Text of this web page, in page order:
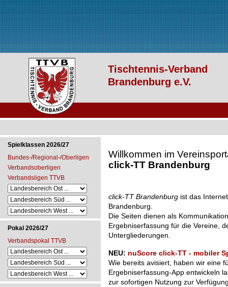
Spielklassen 2026/27
Bundes-/Regional-/Oberligen
Verbandsoberligen
Verbandsligen TTVB
Pokal 2026/27
Verbandspokal TTVB
Willkommen im
click-TT Brandenburg
click-TT Brandenburg ist das
Brandenburg.
Die Seiten dienen als
Ergebniserfassung für die Vereine,
Untergliederungen.
NEU: nuScore click-TT - mobiler
Wie bereits avisiert, haben wir eine
Ergebniserfassung-App entwickeln
zur sofortigen Nutzung zur